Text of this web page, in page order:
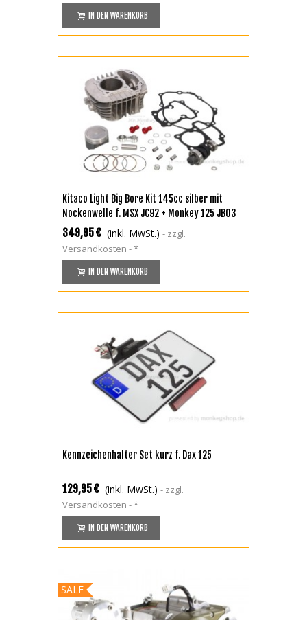
IN DEN WARENKORB
Kitaco Light Big Bore Kit 145cc silber mit
Nockenwelle f. MSX JC92 + Monkey 125 JB03
JB05 + Dax 125 + Super Cub 125 JA58
349,95 € (inkl. MwSt.)
zzgl.
Versandkosten
*
IN DEN WARENKORB
Kennzeichenhalter Set kurz f. Dax 125
129,95 € (inkl. MwSt.)
zzgl.
Versandkosten
*
IN DEN WARENKORB
SALE